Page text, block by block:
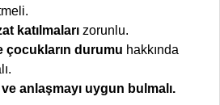
katılmaları zorunlu.
çocukların durumu hakkında
anlaşmayı uygun bulmalı.